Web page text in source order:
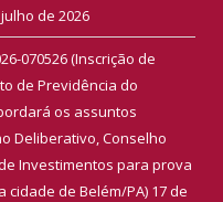
de 2026
070526 (Inscrição de
de Previdência do
os assuntos
Deliberativo, Conselho
Investimentos para prova
cidade de Belém/PA) 17 de